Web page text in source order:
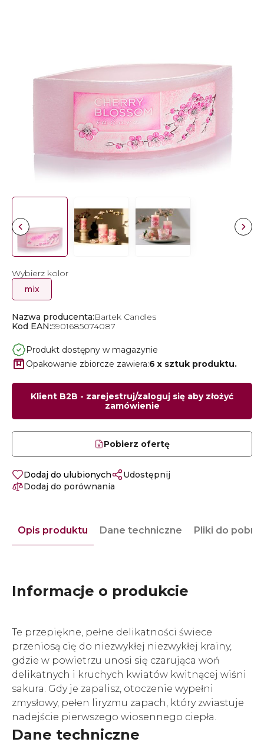
Wybierz kolor
mix
Nazwa producenta:Bartek Candles
Kod EAN:5901685074087
Produkt dostępny w magazynie
Opakowanie zbiorcze zawiera:6 x sztuk produktu.
Klient B2B - zarejestruj/zaloguj się aby złożyć
zamówienie
Pobierz ofertę
Dodaj do ulubionych
Udostępnij
Dodaj do porównania
Opis produktu Dane techniczne Pliki do
Informacje o produkcie
Te przepiękne, pełne delikatności świece
przeniosą cię do niezwykłej niezwykłej krainy,
gdzie w powietrzu unosi się czarująca woń
delikatnych i kruchych kwiatów kwitnącej wiśni
sakura. Gdy je zapalisz, otoczenie wypełni
zmysłowy, pełen liryzmu zapach, który zwiastuje
nadejście pierwszego wiosennego ciepła.
Dane techniczne